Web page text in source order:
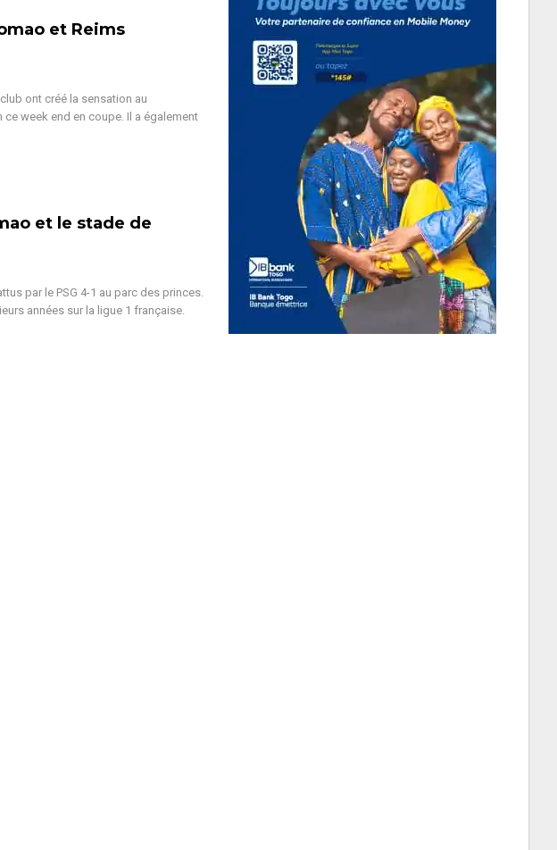
et Reims
ont créé la sensation au
week end en coupe. Il a également
et le stade de
par le PSG 4-1 au parc des princes.
années sur la ligue 1 française.